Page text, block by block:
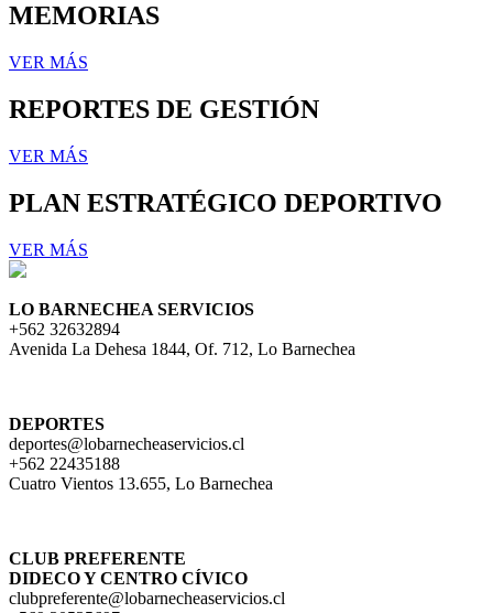
MEMORIAS
VER MÁS
REPORTES DE GESTIÓN
VER MÁS
PLAN ESTRATÉGICO DEPORTIVO
VER MÁS
LO BARNECHEA SERVICIOS
+562 32632894
Avenida La Dehesa 1844, Of. 712, Lo Barnechea
DEPORTES
deportes@lobarnecheaservicios.cl
+562 22435188
Cuatro Vientos 13.655, Lo Barnechea
CLUB PREFERENTE
DIDECO Y CENTRO CÍVICO
clubpreferente@lobarnecheaservicios.cl